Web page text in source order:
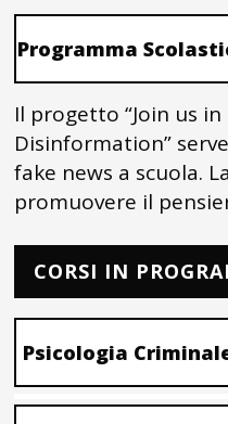
Programma
Il progetto “Join us
Disinformation”
fake news a scuola.
promuovere il
CORSI IN
Psicologia